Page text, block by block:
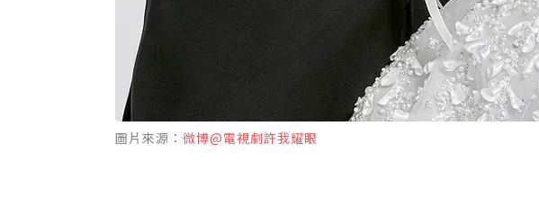
圖片來源： 微博@電視劇許我耀眼